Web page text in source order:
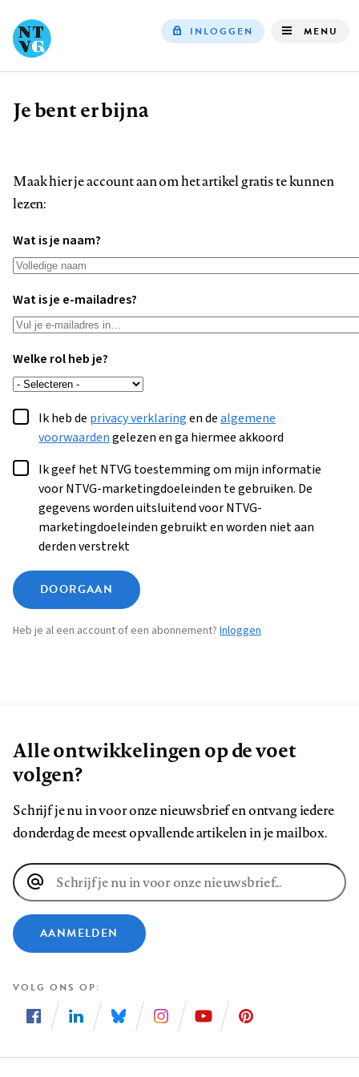
INLOGGEN MENU
Kruimelpad
Je bent er bijna
Maak hier je account aan om het artikel gratis te kunnen
lezen:
Wat is je naam?
Wat is je e-mailadres?
Welke rol heb je?
Ik heb de privacy verklaringen dealgemene
voorwaardengelezen en ga hiermee akkoord
Ik geef het NTVG toestemming om mijn informatie
voor NTVG-marketingdoeleinden te gebruiken. De
gegevens worden uitsluitend voor NTVG-
marketingdoeleinden gebruikt en worden niet aan
derden verstrekt
DOORGAAN
Heb je al een account of een abonnement? Inloggen
Alle ontwikkelingen op de voet
volgen?
Schrijf je nu in voor onze nieuwsbrief en ontvang iedere
donderdag de meest opvallende artikelen in je mailbox.
E-
mailadres
AANMELDEN
VOLG ONS OP
ons
ons
ons
ons
ons
ons